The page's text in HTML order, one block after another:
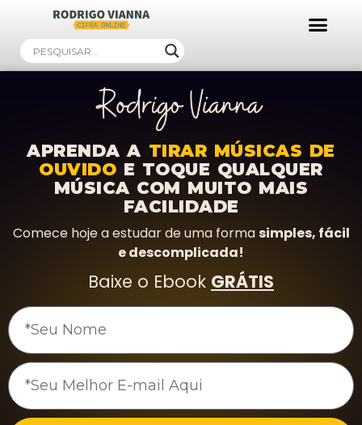
APRENDA A TIRAR MÚSICAS DE
OUVIDO E TOQUE QUALQUER
MÚSICA COM MUITO MAIS
FACILIDADE
Comece hoje a estudar de uma formasimples, fácil
e descomplicada!
Baixe o Ebook GRÁTIS